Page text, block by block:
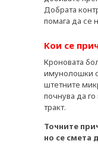
Добрата
помага да се
Кои се
Кроновата
имунолошки
штетните
почнува да го
тракт.
Точните
но се смета